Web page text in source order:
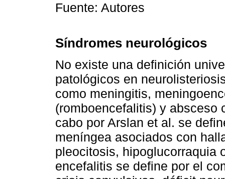
Fuente: Autores
Síndromes neurológicos
No existe una definición
patológicos en
como meningitis,
(romboencefalitis) y absceso
cabo por Arslan et al. se
meníngea asociados con
pleocitosis, hipoglucorraquia
encefalitis se define por el